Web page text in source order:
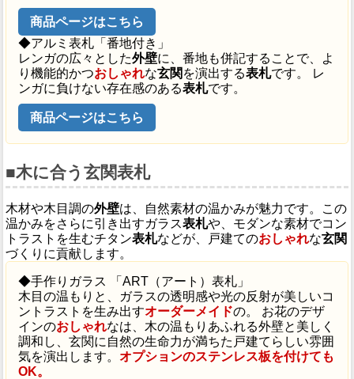
商品ページはこちら
◆アルミ表札「番地付き」
レンガの広々とした外壁に、番地も併記することで、よ
り機能的かつおしゃれな玄関 を演出する表札です。 レ
ンガに負けない存在感のある表札です。
商品ページはこちら
■木に合う玄関表札
木材や木目調の外壁は、自然素材の温かみが魅力です。この
温かみをさらに引き出すガラス表札や、モダンな素材でコン
トラストを生むチタン表札などが、戸建てのおしゃれな玄関
づくりに貢献します。
◆手作りガラス 「ART（アート）表札」
木目の温もりと、ガラスの透明感や光の反射が美しいコ
ントラストを生み出すオーダーメイドの。 お花のデザ
インのおしゃれなは、木の温もりあふれる外壁と美しく
調和し、玄関に自然の生命力が満ちた戸建てらしい雰囲
気を演出します。 オプションのステンレス板を付けても
OK。